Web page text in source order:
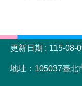
:::
更新日期
115-08-
地址：105037